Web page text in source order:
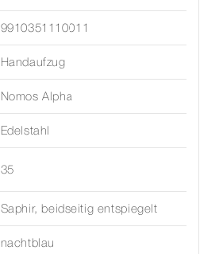
9910351110011
Handaufzug
Nomos Alpha
Edelstahl
35
Saphir, beidseitig entspiegelt
nachtblau